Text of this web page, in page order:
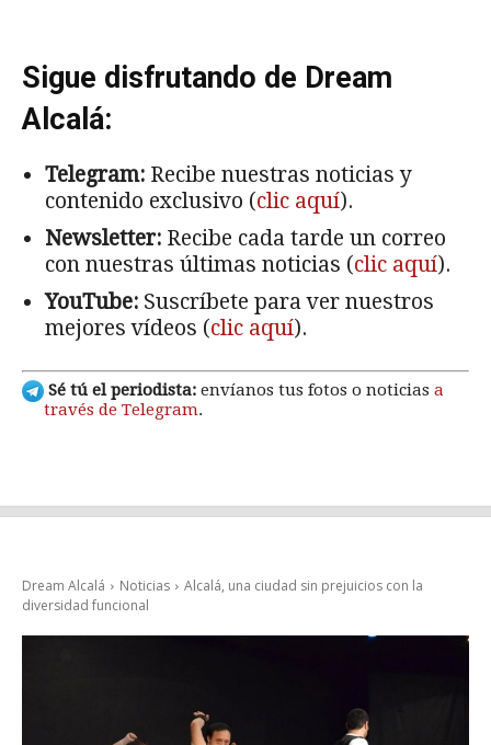
Sigue disfrutando de Dream
Alcalá:
Telegram: Recibe nuestras noticias y
contenido exclusivo (clic aquí).
Newsletter: Recibe cada tarde un correo
con nuestras últimas noticias (clic aquí).
YouTube: Suscríbete para ver nuestros
mejores vídeos (clic aquí).
Sé tú el periodista: envíanos tus fotos o noticias a
través de Telegram.